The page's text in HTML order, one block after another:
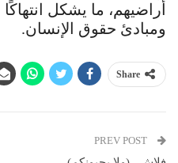
أراضيهم، ما يشكل
ومبادئ حقوق الإنسان.
Share